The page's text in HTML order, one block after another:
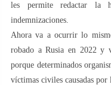
les permite redactar la
indemnizaciones.
Ahora va a ocurrir lo
robado a Rusia en 2022 y
porque determinados
víctimas civiles causadas